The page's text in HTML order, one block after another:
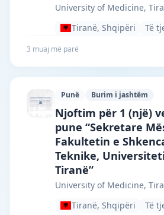
University of Medicine,
Tiranë, Shqipëri
Të
3 muaj më parë
Punë Burim i jashtëm
University of
Njoftim për 1 (një)
pune “Sekretare
Fakultetin e
Teknike,
Tiranë”
University of Medicine,
Tiranë, Shqipëri
Të